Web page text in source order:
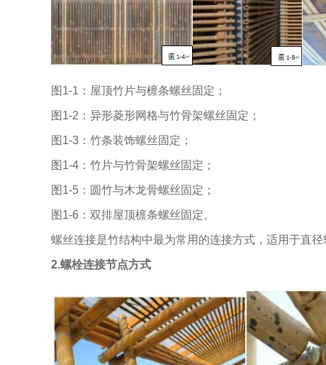
图1-1：屋顶竹片与檩条螺丝固定；
图1-2：异形菱形网格与竹骨架螺丝固定；
图1-3：竹条装饰螺丝固定；
图1-4：竹片与竹骨架螺丝固定；
图1-5：圆竹与木龙骨螺丝固定；
图1-6：双排屋顶檩条螺丝固定。
螺丝连接是竹结构中最为常用的连接方式，适用于直
2.螺栓连接节点方式